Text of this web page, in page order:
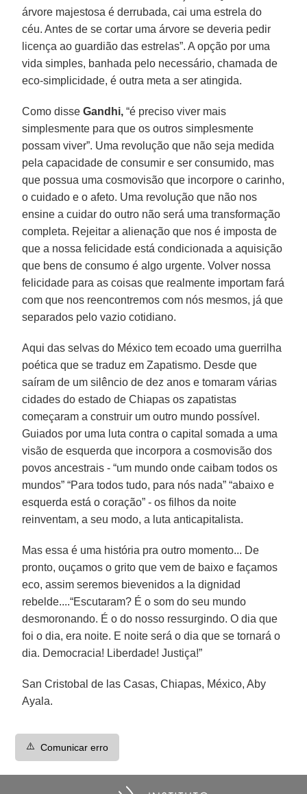
árvore majestosa é derrubada, cai uma estrela do
céu. Antes de se cortar uma árvore se deveria pedir
licença ao guardião das estrelas”. A opção por uma
vida simples, banhada pelo necessário, chamada de
eco-simplicidade, é outra meta a ser atingida.
Como disseGandhi, “é preciso viver mais
simplesmente para que os outros simplesmente
possam viver”. Uma revolução que não seja medida
pela capacidade de consumir e ser consumido, mas
que possua uma cosmovisão que incorpore o carinho,
o cuidado e o afeto. Uma revolução que não nos
ensine a cuidar do outro não será uma transformação
completa. Rejeitar a alienação que nos é imposta de
que a nossa felicidade está condicionada a aquisição
que bens de consumo é algo urgente. Volver nossa
felicidade para as coisas que realmente importam fará
com que nos reencontremos com nós mesmos, já que
separados pelo vazio cotidiano.
Aqui das selvas do México tem ecoado uma guerrilha
poética que se traduz em Zapatismo. Desde que
saíram de um silêncio de dez anos e tomaram várias
cidades do estado de Chiapas os zapatistas
começaram a construir um outro mundo possível.
Guiados por uma luta contra o capital somada a uma
visão de esquerda que incorpora a cosmovisão dos
povos ancestrais - “um mundo onde caibam todos os
mundos” “Para todos tudo, para nós nada” “abaixo e
esquerda está o coração” - os filhos da noite
reinventam, a seu modo, a luta anticapitalista.
Mas essa é uma história pra outro momento... De
pronto, ouçamos o grito que vem de baixo e façamos
eco, assim seremos bievenidos a la dignidad
rebelde....“Escutaram? É o som do seu mundo
desmoronando. É o do nosso ressurgindo. O dia que
foi o dia, era noite. E noite será o dia que se tornará o
dia. Democracia! Liberdade! Justiça!”
San Cristobal de las Casas, Chiapas, México, Aby
Ayala.
⚠️ Comunicar erro